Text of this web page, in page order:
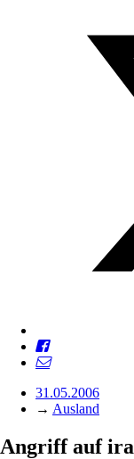
31.05.2006
→ Ausland
Angriff auf